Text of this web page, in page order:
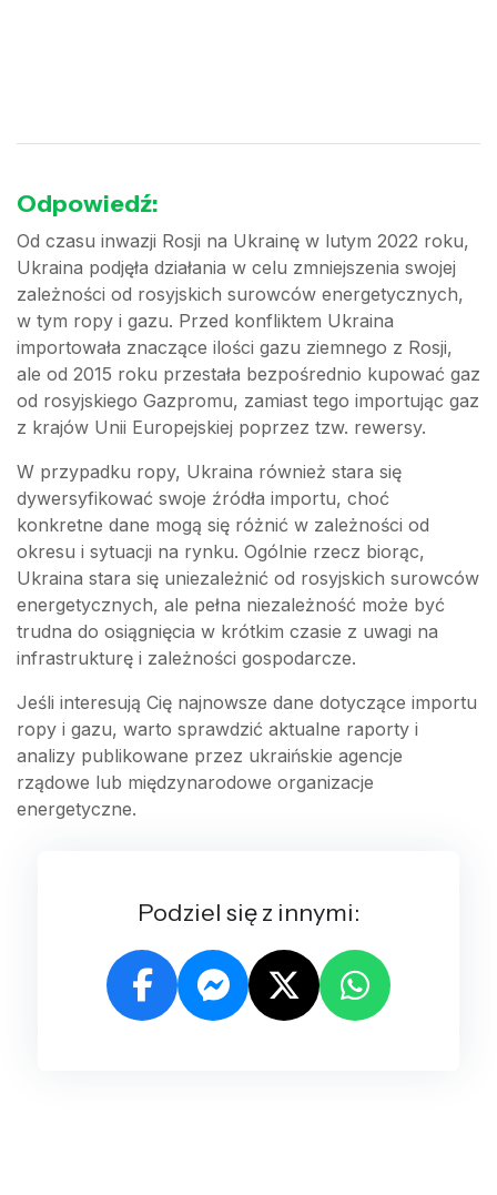
Odpowiedź:
Od czasu inwazji Rosji na Ukrainę w lutym 2022 roku,
Ukraina podjęła działania w celu zmniejszenia swojej
zależności od rosyjskich surowców energetycznych,
w tym ropy i gazu. Przed konfliktem Ukraina
importowała znaczące ilości gazu ziemnego z Rosji,
ale od 2015 roku przestała bezpośrednio kupować gaz
od rosyjskiego Gazpromu, zamiast tego importując gaz
z krajów Unii Europejskiej poprzez tzw. rewersy.
W przypadku ropy, Ukraina również stara się
dywersyfikować swoje źródła importu, choć
konkretne dane mogą się różnić w zależności od
okresu i sytuacji na rynku. Ogólnie rzecz biorąc,
Ukraina stara się uniezależnić od rosyjskich surowców
energetycznych, ale pełna niezależność może być
trudna do osiągnięcia w krótkim czasie z uwagi na
infrastrukturę i zależności gospodarcze.
Jeśli interesują Cię najnowsze dane dotyczące importu
ropy i gazu, warto sprawdzić aktualne raporty i
analizy publikowane przez ukraińskie agencje
rządowe lub międzynarodowe organizacje
energetyczne.
Podziel się z innymi: